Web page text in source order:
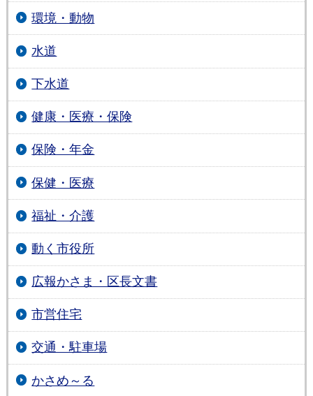
環境・動物
水道
下水道
健康・医療・保険
保険・年金
保健・医療
福祉・介護
動く市役所
広報かさま・区長文書
市営住宅
交通・駐車場
かさめ～る